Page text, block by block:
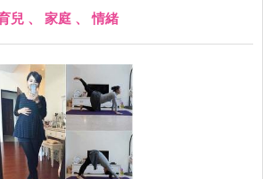
、盲。我們無法擺爛，全職媽媽經常被
美好。
兒 、 家庭 、情緒